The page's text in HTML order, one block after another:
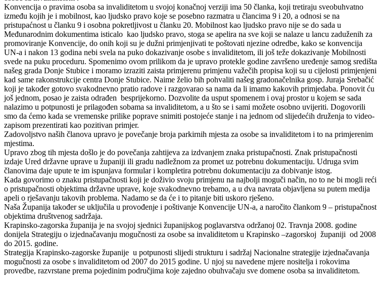
Konvencija o pravima osoba sa invaliditetom u svojoj konačnoj verziji ima 50 članka, koji tretiraju sveobuhvatno
između kojih je i mobilnost, kao ljudsko pravo koje se posebno razmatra u člancima 9 i 20, a odnosi se na
pristupaćnost u članku 9 i osobna pokretljivost u članku 20. Mobilnost kao ljudsko pravo nije se do sada u
Međunarodnim dokumentima isticalo kao ljudsko pravo, stoga se apelira na sve koji se nalaze u lancu zaduženih za
promoviranje Konvencije, do onih koji su je dužni primjenjivati te poštovati njezine odredbe, kako se konvencija
UN-a i nakon 13 godina nebi svela na puko dokazivanje osobe s invaliditetom, ili još teže dokazivanje Mobilnosti
svede na puku proceduru. Spomenimo ovom prilikom da je upravo protekle godine završeno uređenje samog središta
našeg grada Donje Stubice i moramo izraziti zaista primjerenu primjenu važečih propisa koji su u cijelosti primjenjeni
kad same rakonstrukcije centra Donje Stubice. Naime želio bih pohvaliti našeg gradonačelnika gosp. Juraja Srebačić
koji je također gotovo svakodnevno pratio radove i razgovarao sa nama da li imamo kakovih primjedaba. Ponovit ću
još jednom, posao je zaista odrađen besprijekorno. Dozvolite da usput spomenem i ovaj prostor u kojem se sada
nalazimo u potpunosti je prilagođen sobama sa invaliditetom, a u što se i sami možete osobno uvijeriti. Dogovorili
smo da ćemo kada se vremenske prilike poprave snimiti postojeće stanje i na jednom od slijedećih druženja to video-
zapisom prezentirati kao pozitivan primjer.
Zadovoljstvo naših članova upravo je povečanje broja parkirnih mjesta za osobe sa invaliditetom i to na primjerenim
mjestima.
Upravo zbog tih mjesta došlo je do povečanja zahtijeva za izdvanjem znaka pristupačnosti. Znak pristupačnosti
izdaje Ured državne uprave u županiji ili gradu nadležnom za promet uz potrebnu dokumentaciju. Udruga svim
članovima daje upute te im ispunjava formular i kompletira potrebnu dokumentaciju za dobivanje istog.
Kada govorimo o znaku pristupačnosti koji je doživio svoju primjenu na najbolji moguči način, no to ne bi mogli reći
o pristupačnosti objektima državne uprave, koje svakodnevno trebamo, a u dva navrata objavljena su putem medija
apeli o rješavanju takovih problema. Nadamo se da će i to pitanje biti uskoro rješeno.
Naša Županija također se uključila u provođenje i poštivanje Konvencije UN-a, a naročito člankom 9 – pristupačnost
objektima društvenog sadržaja.
Krapinsko-zagorska županija je na svojoj sjednici županijskog poglavarstva održanoj 02. Travnja 2008. godine
donijela Strategiju o izjednačavanju mogučnosti za osobe sa invaliditetom u Krapinsko –zagorskoj županiji od 2008
do 2015. godine.
Strategija Krapinsko-zagorske županije u potpunosti slijedi strukturu i sadržaj Nacionalne strategije izjednačavanja
mogučnosti za osobe s invaliditetom od 2007 do 2015 godine. U njoj su navedene mjere nositelja i rokovima
provedbe, razvrstane prema pojedinim područjima koje zajedno obuhvačaju sve domene osoba sa invaliditetom.